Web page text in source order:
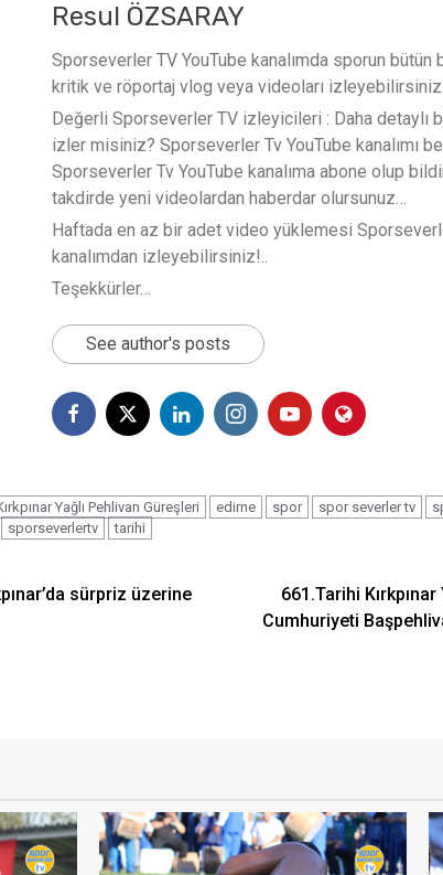
Resul ÖZSARAY
Sporseverler TV YouTube kanalımda sporun bütün
kritik ve röportaj vlog veya videoları izleyebilirsiniz.
Değerli Sporseverler TV izleyicileri : Daha detaylı
izler misiniz? Sporseverler Tv YouTube kanalımı
Sporseverler Tv YouTube kanalıma abone olup
takdirde yeni videolardan haberdar olursunuz…
Haftada en az bir adet video yüklemesi
kanalımdan izleyebilirsiniz!..
Teşekkürler…
See author's posts
Yağlı Pehlivan Güreşleri edirne spor spor severler tv
sporseverlertv tarihi
sürpriz üzerine
661.Tarihi
Cumhuriyeti